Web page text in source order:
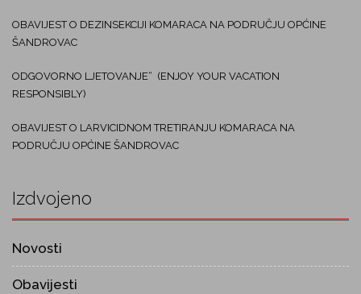
OBAVIJEST O DEZINSEKCIJI KOMARACA NA PODRUČJU OPĆINE
ŠANDROVAC
ODGOVORNO LJETOVANJE“ (ENJOY YOUR VACATION
RESPONSIBLY)
OBAVIJEST O LARVICIDNOM TRETIRANJU KOMARACA NA
PODRUČJU OPĆINE ŠANDROVAC
Izdvojeno
Novosti
Obavijesti